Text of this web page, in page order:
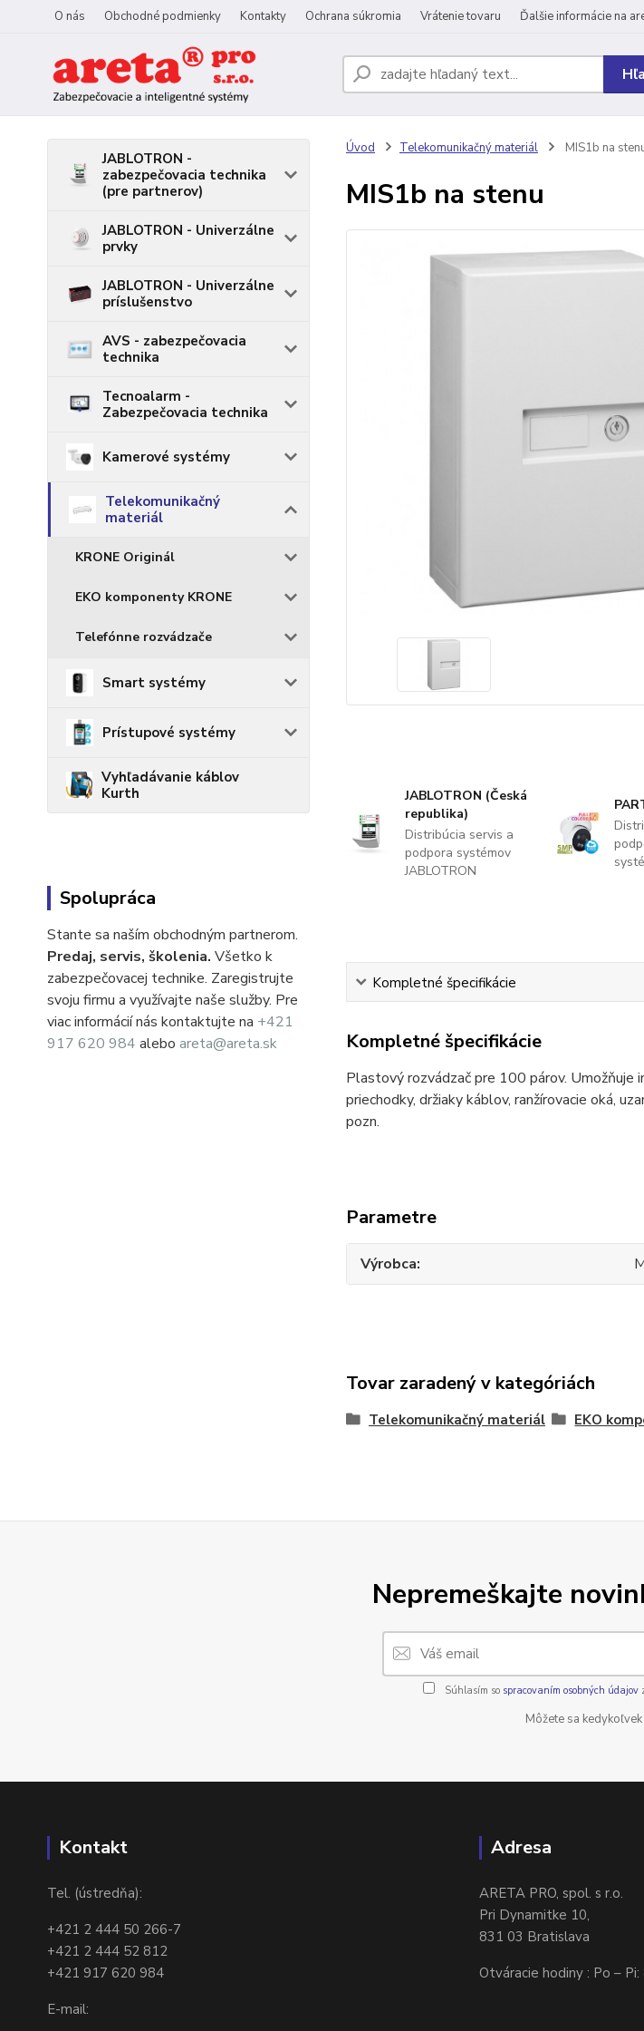
O nás Obchodné podmienky Kontakty Ochrana súkromia Vrátenie tovaru Ďalšie informácie na
JABLOTRON -
zabezpečovacia technika
(pre partnerov)
JABLOTRON - Univerzálne
prvky
JABLOTRON - Univerzálne
príslušenstvo
AVS - zabezpečovacia
technika
Tecnoalarm -
Zabezpečovacia technika
Kamerové systémy
Telekomunikačný
materiál
KRONE Originál
EKO komponenty KRONE
Telefónne rozvádzače
Smart systémy
Prístupové systémy
Vyhľadávanie káblov
Kurth
Spolupráca
Stante sa naším obchodným partnerom.
Predaj, servis, školenia. Všetko k
zabezpečovacej technike. Zaregistrujte
svoju firmu a využívajte naše služby. Pre
viac informácií nás kontaktujte na +421
917 620 984 alebo areta@areta.sk
Úvod Telekomunikačný materiál MIS1b na
MIS1b na stenu
JABLOTRON (Česká
republika)
Distribúcia servis a
podpora systémov
JABLOTRON
Kompletné špecifikácie
Kompletné špecifikácie
Plastový rozvádzač pre 100 párov. Umožňuje
priechodky, držiaky káblov, ranžírovacie oká,
pozn.
Parametre
Výrobca
Tovar zaradený v kategóriách
Telekomunikačný materiál EKO
Nepremeškajte
Súhlasím so spracovaním osobných údajov
Môžete sa
Kontakt
Tel. (ústredňa):
+421 2 444 50 266-7
+421 2 444 52 812
+421 917 620 984
E-mail:
Adresa
ARETA PRO, spol. s r.o.
Pri Dynamitke 10,
831 03 Bratislava
Otváracie hodiny : Po –